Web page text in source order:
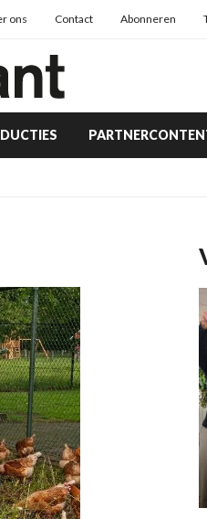
ons Contact Abonneren